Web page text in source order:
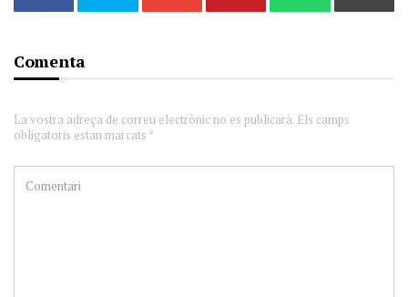
Comenta
La vostra adreça de correu electrònic no es publicarà. Els camps
obligatoris estan marcats *